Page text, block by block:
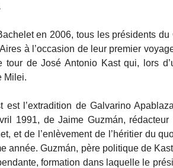
en 2006, tous les présidents
à l’occasion de leur premier
de José Antonio Kast qui, lors
Milei.
est l’extradition de Galvarino
1991, de Jaime Guzmán, rédacteur
et de l’enlèvement de l’héritier du
année. Guzmán, père politique de
formation dans laquelle le